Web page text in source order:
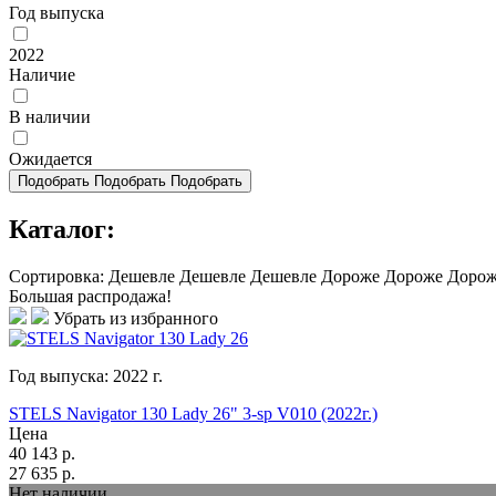
Год выпуска
2022
Наличие
В наличии
Ожидается
Подобрать Подобрать Подобрать
Каталог:
Сортировка: Дешевле Дешевле Дешевле Дороже Дороже
Большая распродажа!
Убрать из избранного
Год выпуска: 2022 г.
STELS Navigator 130 Lady 26" 3-sp V010 (2022г.)
Цена
40 143 р.
27 635 р.